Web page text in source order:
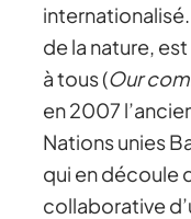
de la nature,
à tous (Our
en 2007
Nations unies
qui en découle
collaborative